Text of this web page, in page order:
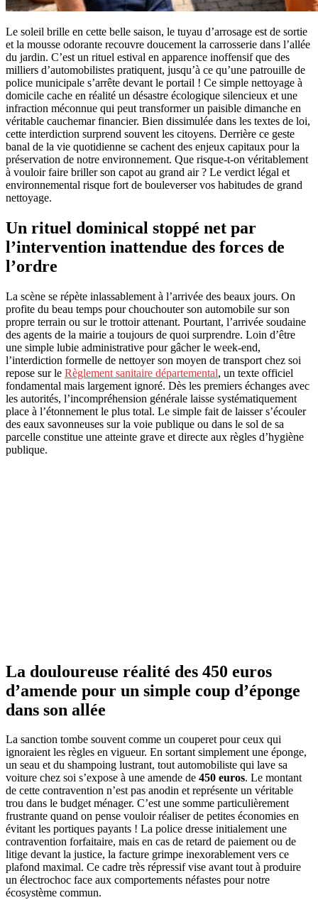
Le soleil brille en cette belle saison, le tuyau d’arrosage est de sortie
et la mousse odorante recouvre doucement la carrosserie dans l’allée
du jardin. C’est un rituel estival en apparence inoffensif que des
milliers d’automobilistes pratiquent, jusqu’à ce qu’une patrouille de
police municipale s’arrête devant le portail ! Ce simple nettoyage à
domicile cache en réalité un désastre écologique silencieux et une
infraction méconnue qui peut transformer un paisible dimanche en
véritable cauchemar financier. Bien dissimulée dans les textes de loi,
cette interdiction surprend souvent les citoyens. Derrière ce geste
banal de la vie quotidienne se cachent des enjeux capitaux pour la
préservation de notre environnement. Que risque-t-on véritablement
à vouloir faire briller son capot au grand air ? Le verdict légal et
environnemental risque fort de bouleverser vos habitudes de grand
nettoyage.
Un rituel dominical stoppé net par
l’intervention inattendue des forces de
l’ordre
La scène se répète inlassablement à l’arrivée des beaux jours. On
profite du beau temps pour chouchouter son automobile sur son
propre terrain ou sur le trottoir attenant. Pourtant, l’arrivée soudaine
des agents de la mairie a toujours de quoi surprendre. Loin d’être
une simple lubie administrative pour gâcher le week-end,
l’interdiction formelle de nettoyer son moyen de transport chez soi
repose sur le Règlement sanitaire départemental, un texte officiel
fondamental mais largement ignoré. Dès les premiers échanges avec
les autorités, l’incompréhension générale laisse systématiquement
place à l’étonnement le plus total. Le simple fait de laisser s’écouler
des eaux savonneuses sur la voie publique ou dans le sol de sa
parcelle constitue une atteinte grave et directe aux règles d’hygiène
publique.
La douloureuse réalité des 450 euros
d’amende pour un simple coup d’éponge
dans son allée
La sanction tombe souvent comme un couperet pour ceux qui
ignoraient les règles en vigueur. En sortant simplement une éponge,
un seau et du shampoing lustrant, tout automobiliste qui lave sa
voiture chez soi s’expose à une amende de 450 euros. Le montant
de cette contravention n’est pas anodin et représente un véritable
trou dans le budget ménager. C’est une somme particulièrement
frustrante quand on pense vouloir réaliser de petites économies en
évitant les portiques payants ! La police dresse initialement une
contravention forfaitaire, mais en cas de retard de paiement ou de
litige devant la justice, la facture grimpe inexorablement vers ce
plafond maximal. Ce cadre très répressif vise avant tout à produire
un électrochoc face aux comportements néfastes pour notre
écosystème commun.